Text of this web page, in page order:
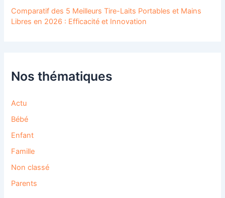
Comparatif des 5 Meilleurs Tire-Laits Portables et Mains
Libres en 2026 : Efficacité et Innovation
Nos thématiques
Actu
Bébé
Enfant
Famille
Non classé
Parents